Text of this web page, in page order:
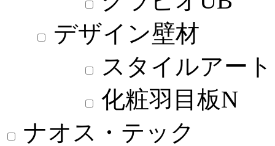
デザイン壁材
スタイルアー
化粧羽目板N
ナオス・テック